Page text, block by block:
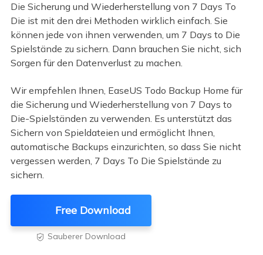
Die Sicherung und Wiederherstellung von 7 Days To
Die ist mit den drei Methoden wirklich einfach. Sie
können jede von ihnen verwenden, um 7 Days to Die
Spielstände zu sichern. Dann brauchen Sie nicht, sich
Sorgen für den Datenverlust zu machen.
Wir empfehlen Ihnen, EaseUS Todo Backup Home für
die Sicherung und Wiederherstellung von 7 Days to
Die-Spielständen zu verwenden. Es unterstützt das
Sichern von Spieldateien und ermöglicht Ihnen,
automatische Backups einzurichten, so dass Sie nicht
vergessen werden, 7 Days To Die Spielstände zu
sichern.
Free Download
 Sauberer Download